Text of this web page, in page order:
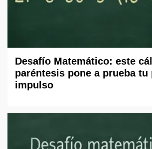
Desafío Matemático: este
paréntesis pone a prueba tu
impulso